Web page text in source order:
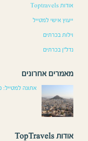
אודות Toptravels
ייעוץ אישי למטייל
וילות בכרתים
נדל”ן בכרתים
מאמרים אחרונים
אתונה למטייל: 10 האטרקציות הטובות ביותר באתונה
אודות TopTravels